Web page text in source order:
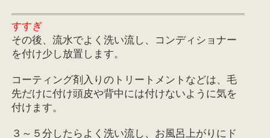
すすぎ
その後、流水でよく洗い流し、コンディショナー
を付け少し放置します。
コーティング剤入りのトリートメントなどは、毛
先だけに付け頭皮や背中には付けないように気を
付けます。
３～５分したらよく洗い流し、お風呂上がりにド